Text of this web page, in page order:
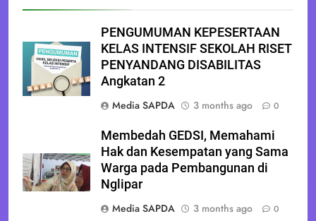
PENGUMUMAN KEPESERTAAN
KELAS INTENSIF SEKOLAH RISET
PENYANDANG DISABILITAS
Angkatan 2
Media SAPDA
3 months ago 0
Membedah GEDSI, Memahami
Hak dan Kesempatan yang Sama
Warga pada Pembangunan di
Nglipar
Media SAPDA
3 months ago 0